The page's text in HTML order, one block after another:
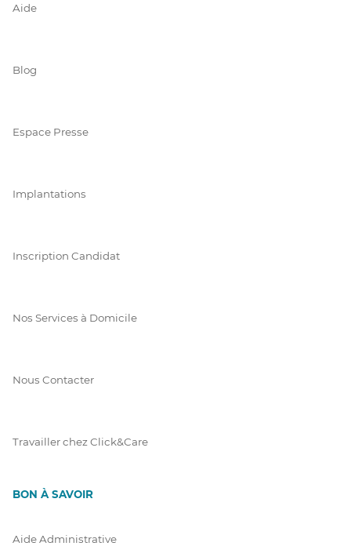
Aide
Blog
Espace Presse
Implantations
Inscription Candidat
Nos Services à Domicile
Nous Contacter
Travailler chez Click&Care
BON À SAVOIR
Aide Administrative